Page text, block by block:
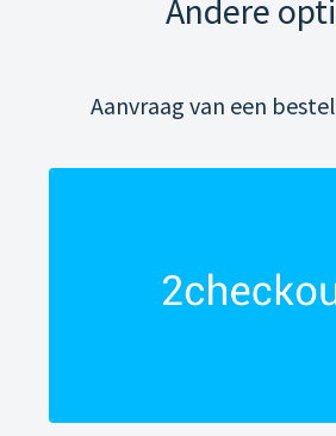
Andere
Aanvraag van een